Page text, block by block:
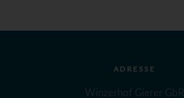
ADRESSE
Winzerhof Gierer GbR